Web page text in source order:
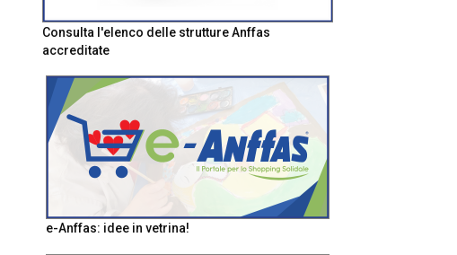
Consulta l'elenco delle strutture Anffas
accreditate
e-Anffas: idee in vetrina!